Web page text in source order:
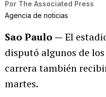
Por The Associated Press
Agencia de noticias
Sao Paulo — El
disputó algunos de
carrera también
martes.